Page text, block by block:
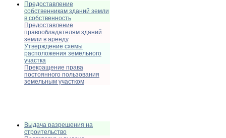
Предоставление
собственникам зданий земли
в собственность
Предоставление
правообладателям зданий
земли в аренду
Утверждение схемы
расположения земельного
участка
Прекращение права
постоянного пользования
земельным участком
Выдача разрешения на
строительство